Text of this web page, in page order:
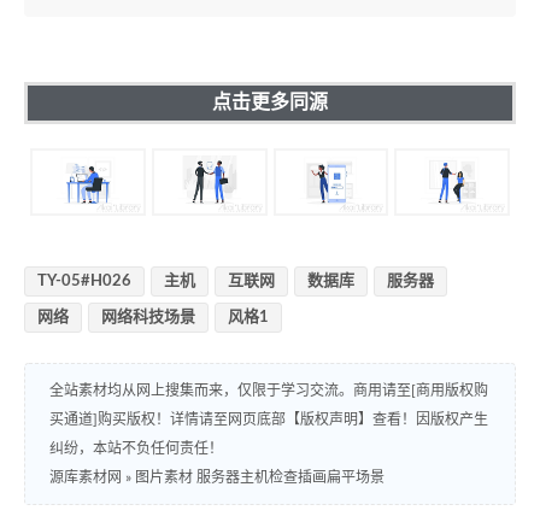
点击更多同源
TY-05#H026 主机 互联网 数据库 服务器
网络 网络科技场景 风格1
全站素材均从网上搜集而来，仅限于学习交流。商用请至[商用版权购
买通道]购买版权！详情请至网页底部【版权声明】查看！因版权产生
纠纷，本站不负任何责任！
源库素材网 » 图片素材 服务器主机检查插画扁平场景